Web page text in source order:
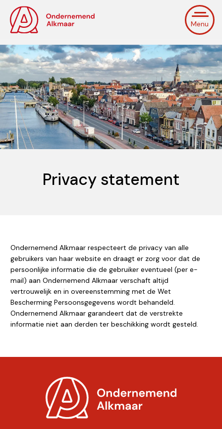
Menu
Privacy statement
Ondernemend Alkmaar respecteert de privacy van alle
gebruikers van haar website en draagt er zorg voor dat de
persoonlijke informatie die de gebruiker eventueel (per e-
mail) aan Ondernemend Alkmaar verschaft altijd
vertrouwelijk en in overeenstemming met de Wet
Bescherming Persoonsgegevens wordt behandeld.
Ondernemend Alkmaar garandeert dat de verstrekte
informatie niet aan derden ter beschikking wordt gesteld.